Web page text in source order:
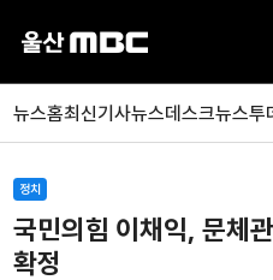
뉴스홈최신기사뉴스데스크뉴스투
정치
국민의힘 이채익, 문체
확정